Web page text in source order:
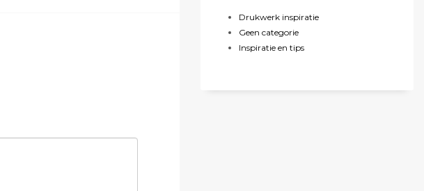
Drukwerk inspiratie
Geen categorie
Inspiratie en tips